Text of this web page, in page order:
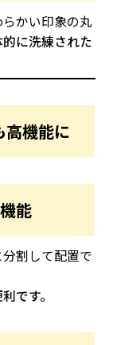
らかい印象の丸
に洗練された
高機能に
能
割して配置で
です。